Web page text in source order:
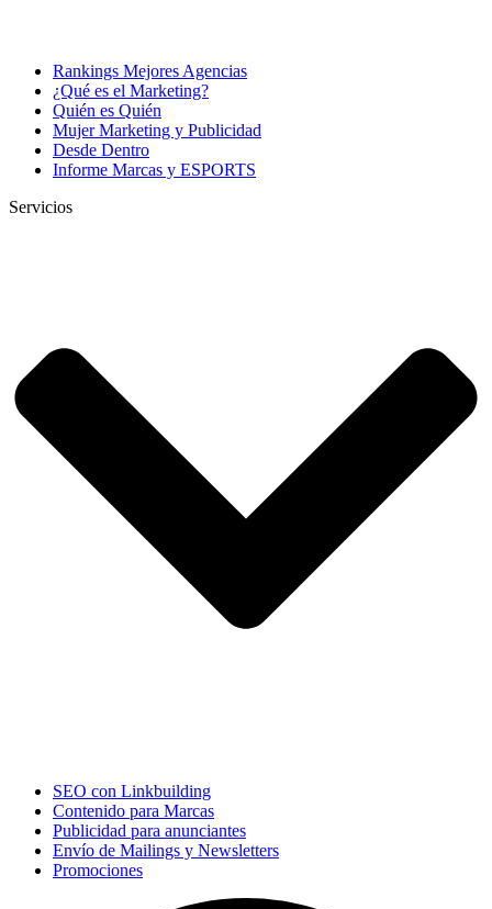
Rankings Mejores Agencias
¿Qué es el Marketing?
Quién es Quién
Mujer Marketing y Publicidad
Desde Dentro
Informe Marcas y ESPORTS
Servicios
SEO con Linkbuilding
Contenido para Marcas
Publicidad para anunciantes
Envío de Mailings y Newsletters
Promociones